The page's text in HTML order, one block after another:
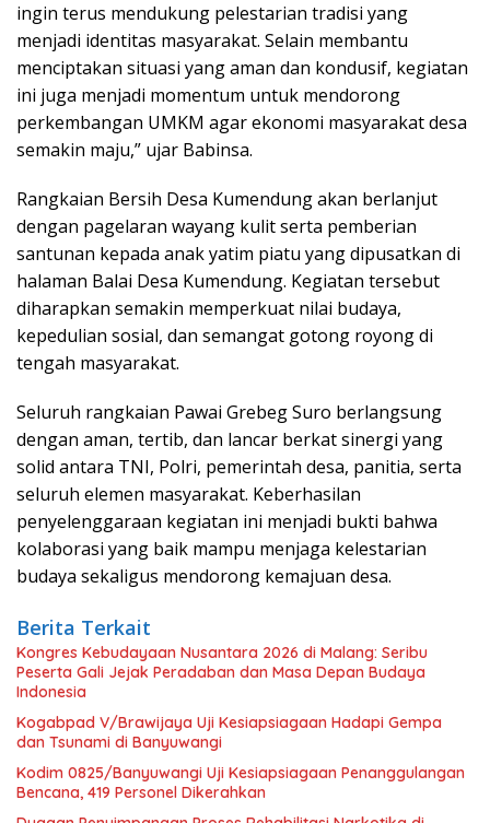
ingin terus mendukung pelestarian tradisi yang
menjadi identitas masyarakat. Selain membantu
menciptakan situasi yang aman dan kondusif, kegiatan
ini juga menjadi momentum untuk mendorong
perkembangan UMKM agar ekonomi masyarakat desa
semakin maju,” ujar Babinsa.
Rangkaian Bersih Desa Kumendung akan berlanjut
dengan pagelaran wayang kulit serta pemberian
santunan kepada anak yatim piatu yang dipusatkan di
halaman Balai Desa Kumendung. Kegiatan tersebut
diharapkan semakin memperkuat nilai budaya,
kepedulian sosial, dan semangat gotong royong di
tengah masyarakat.
Seluruh rangkaian Pawai Grebeg Suro berlangsung
dengan aman, tertib, dan lancar berkat sinergi yang
solid antara TNI, Polri, pemerintah desa, panitia, serta
seluruh elemen masyarakat. Keberhasilan
penyelenggaraan kegiatan ini menjadi bukti bahwa
kolaborasi yang baik mampu menjaga kelestarian
budaya sekaligus mendorong kemajuan desa.
Berita Terkait
Kongres Kebudayaan Nusantara 2026 di Malang: Seribu
Peserta Gali Jejak Peradaban dan Masa Depan Budaya
Indonesia
Kogabpad V/Brawijaya Uji Kesiapsiagaan Hadapi Gempa
dan Tsunami di Banyuwangi
Kodim 0825/Banyuwangi Uji Kesiapsiagaan Penanggulangan
Bencana, 419 Personel Dikerahkan